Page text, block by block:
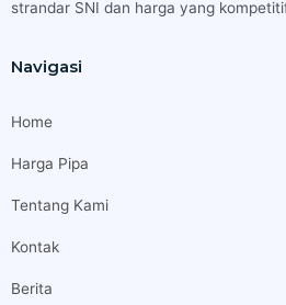
strandar SNI dan harga yang
Navigasi
Home
Harga Pipa
Tentang Kami
Kontak
Berita